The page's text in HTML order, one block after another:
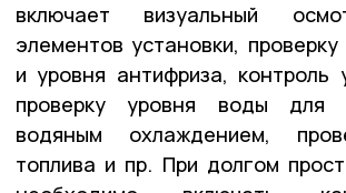
включает визуальный
элементов установки,
и уровня антифриза, контроль
проверку уровня воды для
водяным охлаждением,
топлива и пр. При долгом